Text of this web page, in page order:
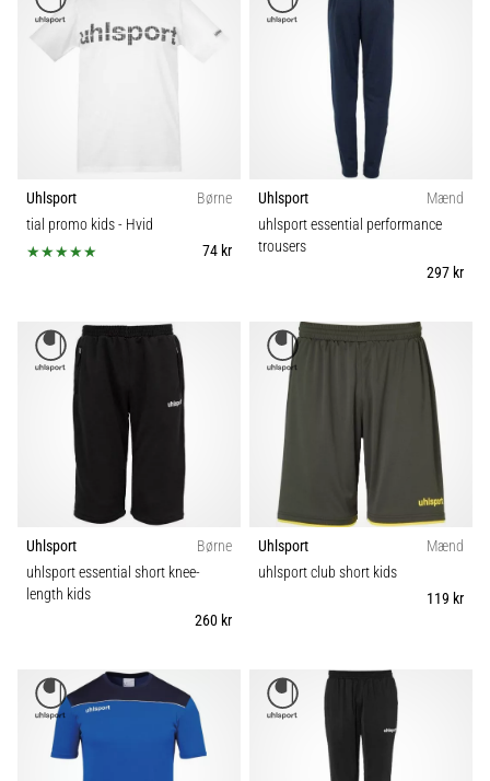
Uhlsport
Børne
tial promo kids- Hvid
74 kr
Uhlsport
Mænd
uhlsport essential performance
trousers
297 kr
Uhlsport
Børne
uhlsport essential short knee-
length kids
260 kr
Uhlsport
Mænd
uhlsport club short kids
119 kr